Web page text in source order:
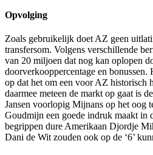
Opvolging
Zoals gebruikelijk doet AZ geen
transfersom. Volgens verschillende
van 20 miljoen dat nog kan oplopen
doorverkooppercentage en
op dat het om een voor AZ historisch
daarmee meteen de markt op gaat is
Jansen voorlopig Mijnans op het oog
Goudmijn een goede indruk maakt in
begrippen dure Amerikaan Djordje
Dani de Wit zouden ook op de ‘6’